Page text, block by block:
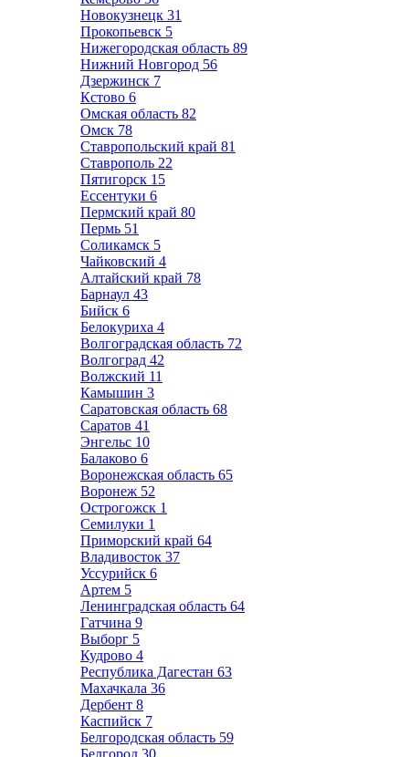
Новокузнецк 31
Прокопьевск 5
Нижегородская область 89
Нижний Новгород 56
Дзержинск 7
Кстово 6
Омская область 82
Омск 78
Ставропольский край 81
Ставрополь 22
Пятигорск 15
Ессентуки 6
Пермский край 80
Пермь 51
Соликамск 5
Чайковский 4
Алтайский край 78
Барнаул 43
Бийск 6
Белокуриха 4
Волгоградская область 72
Волгоград 42
Волжский 11
Камышин 3
Саратовская область 68
Саратов 41
Энгельс 10
Балаково 6
Воронежская область 65
Воронеж 52
Острогожск 1
Семилуки 1
Приморский край 64
Владивосток 37
Уссурийск 6
Артем 5
Ленинградская область 64
Гатчина 9
Выборг 5
Кудрово 4
Республика Дагестан 63
Махачкала 36
Дербент 8
Каспийск 7
Белгородская область 59
Белгород 30